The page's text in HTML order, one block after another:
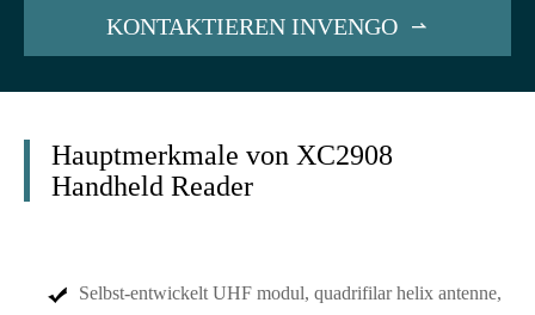
KONTAKTIEREN INVENGO 
Hauptmerkmale von XC2908
Handheld Reader
Selbst-entwickelt UHF modul, quadrifilar helix antenne,